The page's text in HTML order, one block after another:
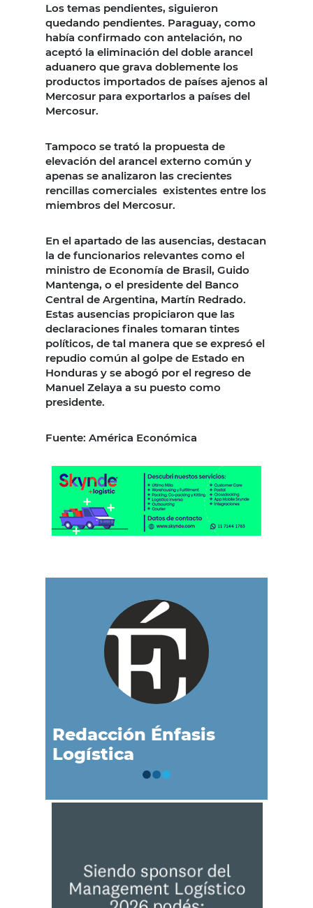
Los temas pendientes, siguieron
quedando pendientes. Paraguay, como
había confirmado con antelación, no
aceptó la eliminación del doble arancel
aduanero que grava doblemente los
productos importados de países ajenos al
Mercosur para exportarlos a países del
Mercosur.
Tampoco se trató la propuesta de
elevación del arancel externo común y
apenas se analizaron las crecientes
rencillas comerciales existentes entre los
miembros del Mercosur.
En el apartado de las ausencias, destacan
la de funcionarios relevantes como el
ministro de Economía de Brasil, Guido
Mantenga, o el presidente del Banco
Central de Argentina, Martín Redrado.
Estas ausencias propiciaron que las
declaraciones finales tomaran tintes
políticos, de tal manera que se expresó el
repudio común al golpe de Estado en
Honduras y se abogó por el regreso de
Manuel Zelaya a su puesto como
presidente.
Fuente: América Económica
Redacción Énfasis
Logística